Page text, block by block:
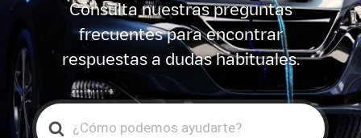
Consulta nuestras preguntas
frecuentes para encontrar
respuestas a dudas habituales.
Search